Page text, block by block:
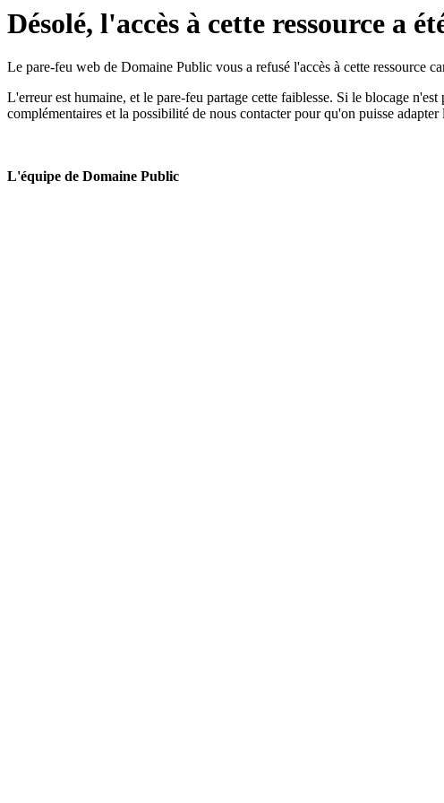
Désolé, l'accès à cette ressource a
Le pare-feu web de Domaine Public vous a refusé l'accès à cette ressource
L'erreur est humaine, et le pare-feu partage cette faiblesse. Si le blocage
complémentaires et la possibilité de nous contacter pour qu'on puisse adapter
L'équipe de Domaine Public